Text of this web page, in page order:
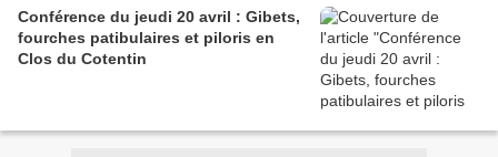
Conférence du jeudi 20 avril : Gibets,
fourches patibulaires et piloris en
Clos du Cotentin